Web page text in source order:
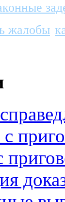
жалобы
с